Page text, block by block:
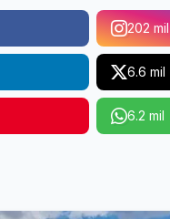
202 mil
6.6 mil
6.2 mil